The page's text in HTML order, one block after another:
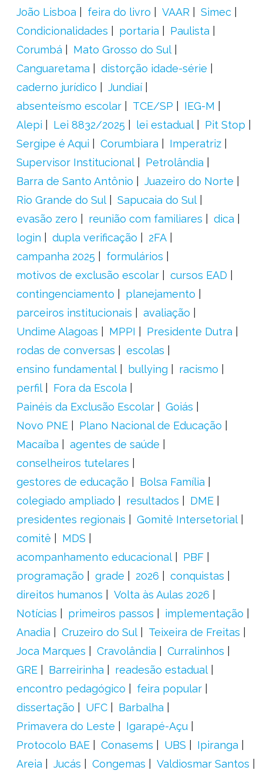
João Lisboa
feira do livro VAAR
Simec
Condicionalidades
portaria
Paulista
Corumbá
Mato Grosso do Sul
Canguaretama
distorção idade-série
caderno jurídico
Jundiaí
absenteísmo escolar
TCE/SP
IEG-M
Alepi
Lei 8832/2025 lei estadual
Pit Stop
Sergipe é Aqui
Corumbiara
Imperatriz
Supervisor Institucional
Petrolândia
Barra de Santo Antônio
Juazeiro do Norte
Rio Grande do Sul
Sapucaia do Sul
evasão zero
reunião com familiares
dica
login
dupla verificação
2FA
campanha 2025
formulários
motivos de exclusão escolar
cursos EAD
contingenciamento
planejamento
parceiros institucionais
avaliação
Undime Alagoas
MPPI
Presidente Dutra
rodas de conversas
escolas
ensino fundamental
bullying
racismo
perfil
Fora da Escola
Painéis da Exclusão Escolar
Goiás
Novo PNE
Plano Nacional de Educação
Macaíba
agentes de saúde
conselheiros tutelares
gestores de educação
Bolsa Família
colegiado ampliado
resultados
DME
presidentes regionais
Gomitê Intersetorial
comitê
MDS
acompanhamento educacional
PBF
programação
grade 2026
conquistas
direitos humanos
Volta às Aulas 2026
Notícias
primeiros passos
implementação
Anadia
Cruzeiro do Sul
Teixeira de Freitas
Joca Marques
Cravolândia
Curralinhos
GRE
Barreirinha
readesão estadual
encontro pedagógico
feira popular
dissertação
UFC
Barbalha
Primavera do Leste
Igarapé-Açu
Protocolo BAE
Conasems UBS
Ipiranga
Areia
Jucás Congemas
Valdiosmar Santos